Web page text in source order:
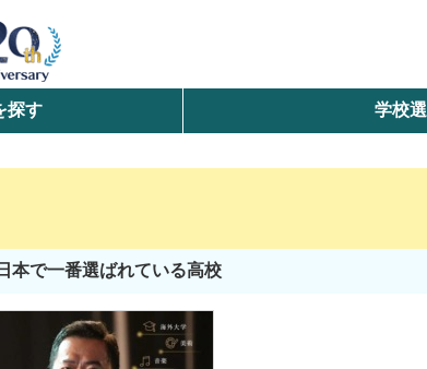
検索
北海道・東北
探す 学校
本で一番選ばれている高校